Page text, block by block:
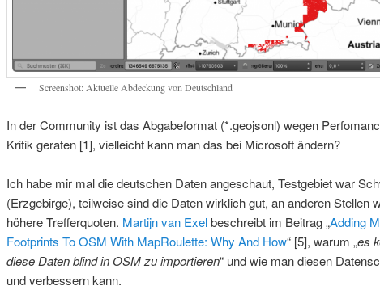
Screenshot: Aktuelle Abdeckung von Deutschland
In der Community ist das Abgabeformat (*.geojsonl) wegen
Kritik geraten [1], vielleicht kann man das bei Microsoft ändern?
Ich habe mir mal die deutschen Daten angeschaut, Testgebiet war
(Erzgebirge), teilweise sind die Daten wirklich gut, an anderen Stellen
höhere Trefferquoten. Martijn van Exelbeschreibt im Beitrag „Adding
Footprints To OSM With MapRoulette: Why And How“ [5], warum „es
diese Daten blind in OSM zu importieren“ und wie man diesen
und verbessern kann.